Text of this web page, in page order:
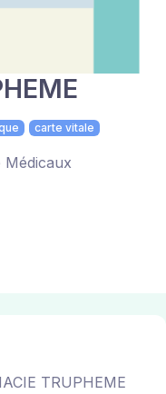
carte vitale
Médicaux
TRUPHEME